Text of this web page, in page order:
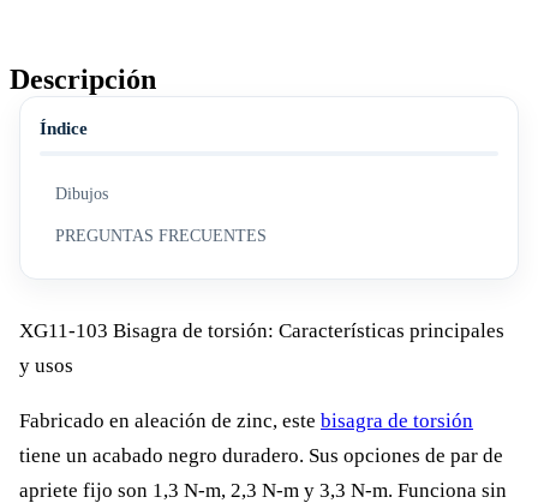
Descripción
Índice
Dibujos
PREGUNTAS FRECUENTES
XG11-103 Bisagra de torsión: Características principales
y usos
Fabricado en aleación de zinc, este bisagra de torsión
tiene un acabado negro duradero. Sus opciones de par de
apriete fijo son 1,3 N-m, 2,3 N-m y 3,3 N-m. Funciona sin